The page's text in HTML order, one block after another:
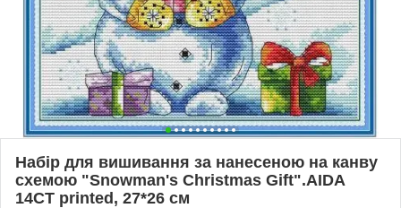
Набір для вишивання за нанесеною на канву
схемою "Snowman's Christmas Gift".AIDA
14CT printed, 27*26 см